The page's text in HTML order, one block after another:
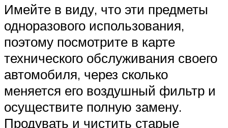
Имейте в виду, что эти предметы
одноразового использования,
поэтому посмотрите в карте
технического обслуживания своего
автомобиля, через сколько
меняется его воздушный фильтр и
осуществите полную замену.
Продувать и чистить старые